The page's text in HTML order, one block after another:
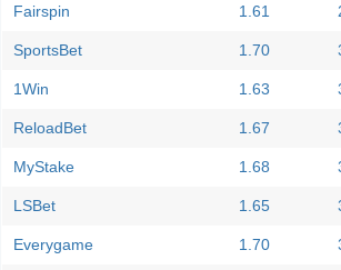
Fairspin 1.61
SportsBet 1.70
1Win 1.63
ReloadBet 1.67
MyStake 1.68
LSBet 1.65
Everygame 1.70